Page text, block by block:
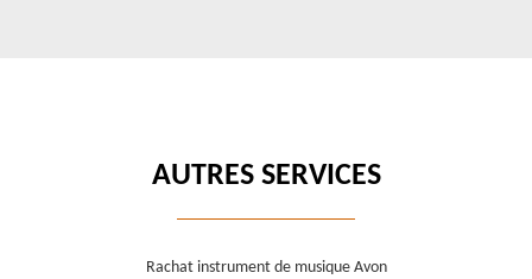
AUTRES SERVICES
Rachat instrument de musique Avon